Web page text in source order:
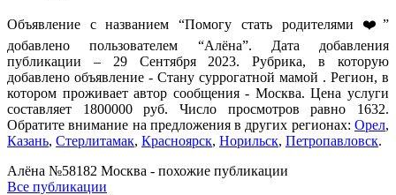
Объявление с названием “Помогу стать родителями ❤️”
добавлено пользователем “Алёна”. Дата добавления
публикации – 29 Сентября 2023. Рубрика, в которую
добавлено объявление - Cтану суррогатной мамой . Регион, в
котором проживает автор сообщения - Москва. Цена услуги
составляет 1800000 руб. Число просмотров равно 1632.
Обратите внимание на предложения в других регионах: Орел,
Казань, Стерлитамак, Красноярск, Норильск, Петропавловск.
Алёна №58182 Москва - похожие публикации
Все публикации